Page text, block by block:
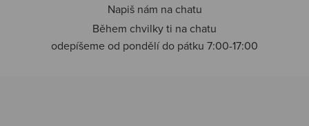
Napiš nám na chatu
Během chvilky ti na chatu
odepíšeme od pondělí do pátku 7:00-17:00